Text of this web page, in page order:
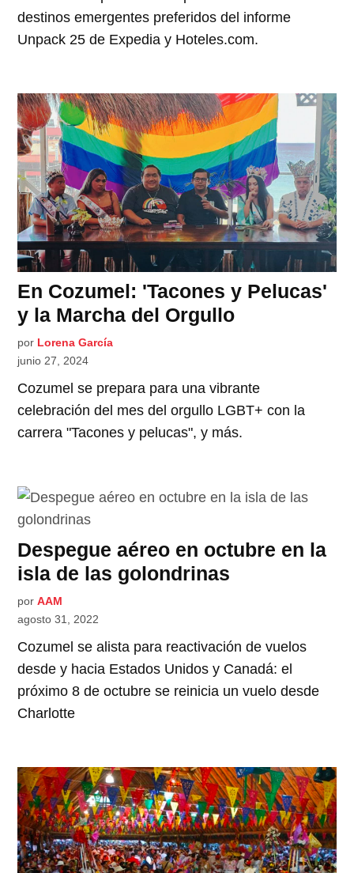
destinos emergentes preferidos del informe
Unpack 25 de Expedia y Hoteles.com.
En Cozumel: 'Tacones y Pelucas'
y la Marcha del Orgullo
por Lorena García
junio 27, 2024
Cozumel se prepara para una vibrante
celebración del mes del orgullo LGBT+ con la
carrera "Tacones y pelucas", y más.
Despegue aéreo en octubre en la
isla de las golondrinas
por AAM
agosto 31, 2022
Cozumel se alista para reactivación de vuelos
desde y hacia Estados Unidos y Canadá: el
próximo 8 de octubre se reinicia un vuelo desde
Charlotte